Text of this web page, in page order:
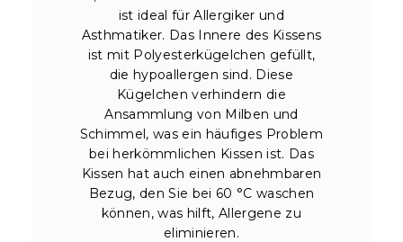
ist ideal für Allergiker und
Asthmatiker. Das Innere des Kissens
ist mit Polyesterkügelchen gefüllt,
die hypoallergen sind. Diese
Kügelchen verhindern die
Ansammlung von Milben und
Schimmel, was ein häufiges Problem
bei herkömmlichen Kissen ist. Das
Kissen hat auch einen abnehmbaren
Bezug, den Sie bei 60 °C waschen
können, was hilft, Allergene zu
eliminieren.